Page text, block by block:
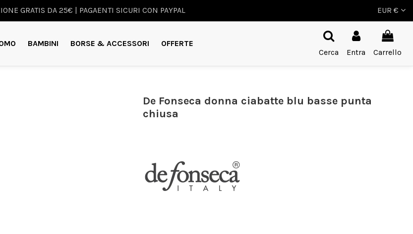
GRATIS DA 25€ | PAGAENTI SICURI CON PAYPAL EUR €
BAMBINI BORSE & ACCESSORI
OFFERTE
Cerca
Entra Carrello
De Fonseca donna ciabatte blu basse punta
chiusa